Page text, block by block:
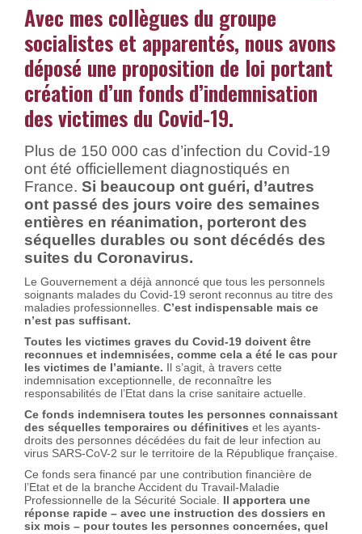
Avec mes collègues du groupe
socialistes et apparentés, nous avons
déposé une proposition de loi portant
création d’un fonds d’indemnisation
des victimes du Covid-19.
Plus de 150 000 cas d’infection du Covid-19
ont été officiellement diagnostiqués en
France. Si beaucoup ont guéri, d’autres
ont passé des jours voire des semaines
entières en réanimation, porteront des
séquelles durables ou sont décédés des
suites du Coronavirus.
Le Gouvernement a déjà annoncé que tous les personnels
soignants malades du Covid-19 seront reconnus au titre des
maladies professionnelles. C’est indispensable mais ce
n’est pas suffisant.
Toutes les victimes graves du Covid-19 doivent être
reconnues et indemnisées, comme cela a été le cas pour
les victimes de l’amiante. Il s’agit, à travers cette
indemnisation exceptionnelle, de reconnaître les
responsabilités de l’Etat dans la crise sanitaire actuelle.
Ce fonds indemnisera toutes les personnes connaissant
des séquelles temporaires ou définitives et les ayants-
droits des personnes décédées du fait de leur infection au
virus SARS-CoV-2 sur le territoire de la République française.
Ce fonds sera financé par une contribution financière de
l’Etat et de la branche Accident du Travail-Maladie
Professionnelle de la Sécurité Sociale. Il apportera une
réponse rapide – avec une instruction des dossiers en
six mois – pour toutes les personnes concernées, quel